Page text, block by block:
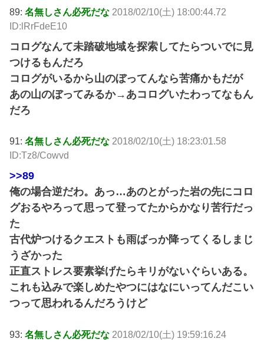
89:名無しさん必死だな 2018/02/10(土) 18:00:44.72
ID:lRrFdeE10
コログなんて未踏破地域を探索してたらついでに見
つけるもんだろ
コログがいるから山のぼってんなら苦痛かもだが
あの山のぼってみるか→あコログいたわってなもん
だろ
91:名無しさん必死だな 2018/02/10(土) 18:23:01.58
ID:Tz8/Cowvd
>>89
俺の場合逆だわ。あっ…あのとがった岩の先にコロ
グおるやろって思って登ってたからかなり苦行だっ
た
古代炉つけるクエストも雨ばっか降ってくるしまじ
うざかった
正直ストレス要素挙げたらキリがないぐらいある。
これも込みで楽しめたやつにはなにいってんだこい
つって思われるんだろうけど
93:名無しさん必死だな 2018/02/10(土) 19:59:16.24